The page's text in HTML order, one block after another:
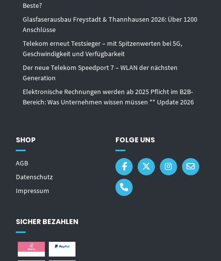
Beste?
Glasfaserausbau Freystadt & Thannhausen 2026: Über 1200
Anschlüsse
Telekom erneut Testsieger – mit Spitzenwerten bei 5G,
Geschwindigkeit und Verfügbarkeit
Der neue Telekom Speedport 7 – WLAN der nächsten
Generation
Elektronische Rechnungen werden ab 2025 Pflicht im B2B-
Bereich: Was Unternehmen wissen müssen ** Update 2026
SHOP
AGB
Datenschutz
Impressum
FOLGE UNS
SICHER BEZAHLEN